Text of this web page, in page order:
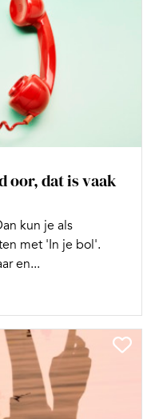
oor, dat is vaak
kun je als
met 'In je bol'.
en...